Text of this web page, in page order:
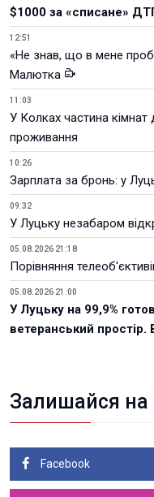
$1000 за «списане»
12:51
«Не знав, що в мене
Малютка
11:03
У Колках частина
проживання
10:26
Зарплата за бронь: у
09:32
У Луцьку незабаром
05.08.2026 21:18
Порівняння
05.08.2026 21:00
У Луцьку на 99,9%
ветеранський простір.
Залишайся на
Facebook